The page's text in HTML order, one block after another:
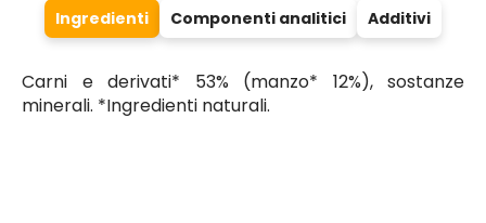
Ingredienti
Componenti analitici Additivi
Carni e derivati* 53% (manzo* 12%), sostanze
minerali. *Ingredienti naturali.